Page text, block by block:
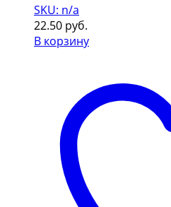
SKU: n/a
22.50 руб.
В корзину